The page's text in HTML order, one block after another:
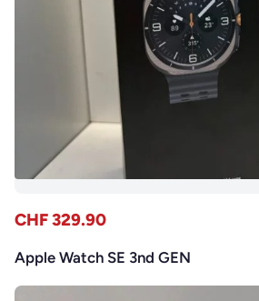
CHF 329.90
Apple Watch SE 3nd GEN